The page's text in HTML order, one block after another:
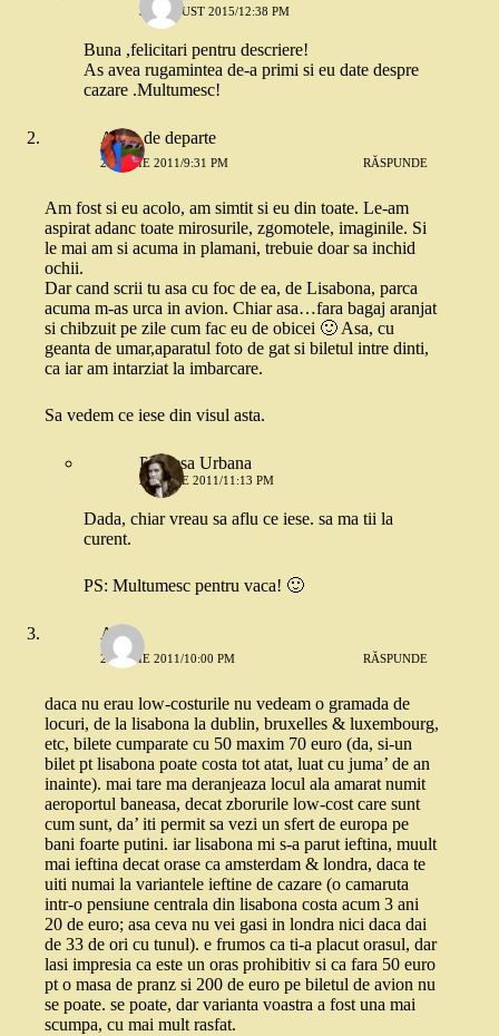
31 AUGUST 2015/12:38 PM
Buna ,felicitari pentru descriere!
As avea rugamintea de-a primi si eu date despre
cazare .Multumesc!
Alina de departe
20 IULIE 2011/9:31 PM RĂSPUNDE
Am fost si eu acolo, am simtit si eu din toate. Le-am
aspirat adanc toate mirosurile, zgomotele, imaginile. Si
le mai am si acuma in plamani, trebuie doar sa inchid
ochii.
Dar cand scrii tu asa cu foc de ea, de Lisabona, parca
acuma m-as urca in avion. Chiar asa…fara bagaj aranjat
si chibzuit pe zile cum fac eu de obicei 🙂 Asa, cu
geanta de umar,aparatul foto de gat si biletul intre dinti,
ca iar am intarziat la imbarcare.
Sa vedem ce iese din visul asta.
Printesa Urbana
20 IULIE 2011/11:13 PM
Dada, chiar vreau sa aflu ce iese. sa ma tii la
curent.
PS: Multumesc pentru vaca! 🙂
Anca
20 IULIE 2011/10:00 PM RĂSPUNDE
daca nu erau low-costurile nu vedeam o gramada de
locuri, de la lisabona la dublin, bruxelles & luxembourg,
etc, bilete cumparate cu 50 maxim 70 euro (da, si-un
bilet pt lisabona poate costa tot atat, luat cu juma’ de an
inainte). mai tare ma deranjeaza locul ala amarat numit
aeroportul baneasa, decat zborurile low-cost care sunt
cum sunt, da’ iti permit sa vezi un sfert de europa pe
bani foarte putini. iar lisabona mi s-a parut ieftina, muult
mai ieftina decat orase ca amsterdam & londra, daca te
uiti numai la variantele ieftine de cazare (o camaruta
intr-o pensiune centrala din lisabona costa acum 3 ani
20 de euro; asa ceva nu vei gasi in londra nici daca dai
de 33 de ori cu tunul). e frumos ca ti-a placut orasul, dar
lasi impresia ca este un oras prohibitiv si ca fara 50 euro
pt o masa de pranz si 200 de euro pe biletul de avion nu
se poate. se poate, dar varianta voastra a fost una mai
scumpa, cu mai mult rasfat.